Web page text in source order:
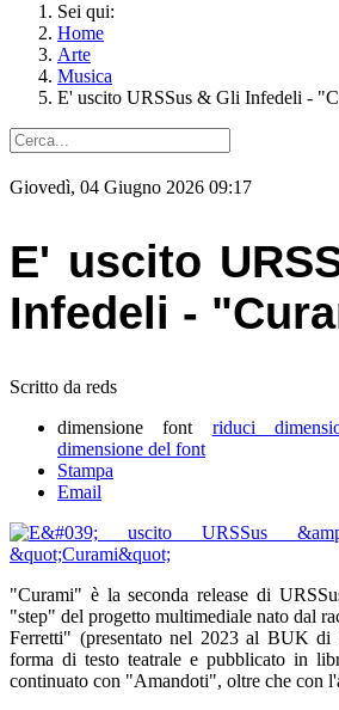
Sei qui:
Home
Arte
Musica
E' uscito URSSus & Gli Infedeli -
Giovedì, 04 Giugno 2026 09:17
E' uscito
Infedeli -
Scritto da reds
dimensione font
riduci
dimensione del font
Stampa
Email
"Curami" è la seconda release di
"step" del progetto multimediale nato dal
Ferretti" (presentato nel 2023 al BUK di
forma di testo teatrale e pubblicato in
continuato con "Amandoti", oltre che con